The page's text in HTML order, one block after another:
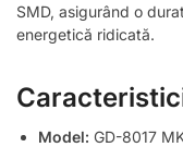
SMD, asigurând o
energetică ridicată.
Model: GD-8017